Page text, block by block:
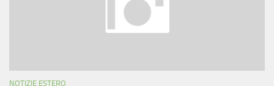
NOTIZIE ESTERO